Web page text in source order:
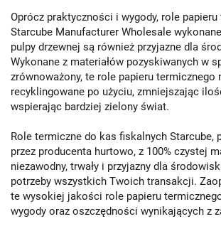
Oprócz praktyczności i wygody, role
Starcube Manufacturer Wholesale
pulpy drzewnej są również przyjazne dla
Wykonane z materiałów pozyskiwanych w
zrównoważony, te role papieru termicznego
recyklingowane po użyciu, zmniejszając
wspierając bardziej zielony świat.
Role termiczne do kas fiskalnych Starcube,
przez producenta hurtowo, z 100% czystej
niezawodny, trwały i przyjazny dla
potrzeby wszystkich Twoich transakcji.
te wysokiej jakości role papieru
wygody oraz oszczędności wynikających z